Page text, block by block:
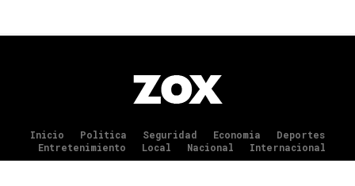
Inicio Politica Seguridad Economia
Deportes
Entretenimiento
Local Nacional Internacional